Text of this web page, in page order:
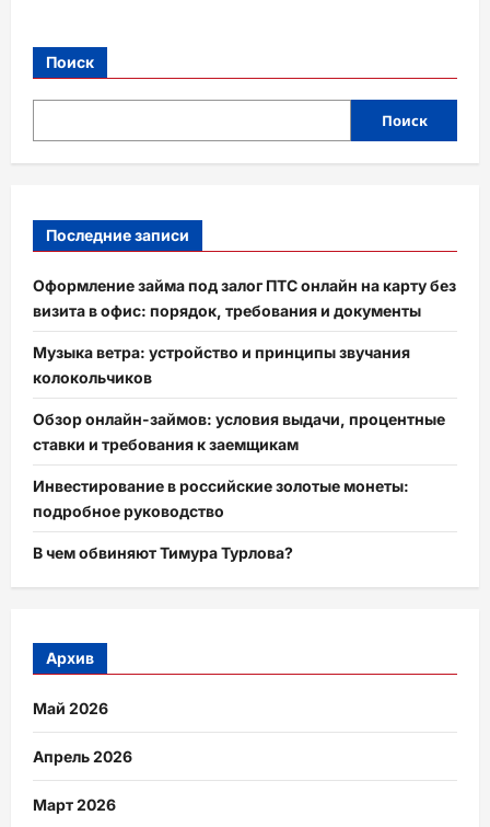
Поиск
Поиск
Последние записи
Оформление займа под залог ПТС онлайн на карту без
визита в офис: порядок, требования и документы
Музыка ветра: устройство и принципы звучания
колокольчиков
Обзор онлайн-займов: условия выдачи, процентные
ставки и требования к заемщикам
Инвестирование в российские золотые монеты:
подробное руководство
В чем обвиняют Тимура Турлова?
Архив
Май 2026
Апрель 2026
Март 2026